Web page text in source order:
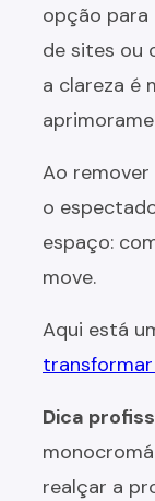
opção para
de sites ou
a clareza é
Ao
o
espaço:
move.
Aqui está
Dica
realçar a